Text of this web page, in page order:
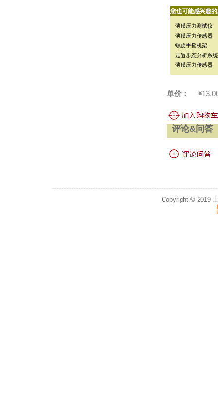
您也可能感兴趣
薄膜压力测试仪
薄膜压力传感器
螺旋手摇机架
走道步态分析系统
薄膜压力传感器
单价：
评论&问答
Copyright © 2019